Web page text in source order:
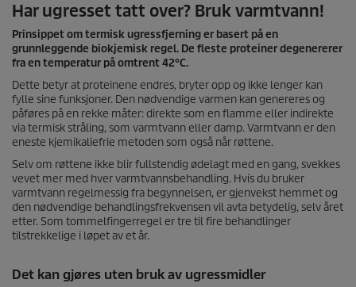
Har ugresset tatt over? Bruk varmtvann!
Prinsippet om termisk ugressfjerning er basert på en
grunnleggende biokjemisk regel. De fleste proteiner degenererer
fra en temperatur på omtrent 42°C.
Dette betyr at proteinene endres, bryter opp og ikke lenger kan
fylle sine funksjoner. Den nødvendige varmen kan genereres og
påføres på en rekke måter: direkte som en flamme eller indirekte
via termisk stråling, som varmtvann eller damp. Varmtvann er den
eneste kjemikaliefrie metoden som også når røttene.
Selv om røttene ikke blir fullstendig ødelagt med en gang, svekkes
vevet mer med hver varmtvannsbehandling. Hvis du bruker
varmtvann regelmessig fra begynnelsen, er gjenvekst hemmet og
den nødvendige behandlingsfrekvensen vil avta betydelig, selv året
etter. Som tommelfingerregel er tre til fire behandlinger
tilstrekkelige i løpet av et år.
Det kan gjøres uten bruk av ugressmidler